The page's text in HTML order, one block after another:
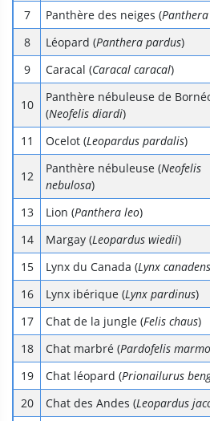
Panthère des neiges (
Léopard (Panthera pardus)
Caracal (Caracal caracal)
Panthère nébuleuse de
(Neofelis diardi)
Ocelot (Leopardus pardalis)
Panthère nébuleuse (Neofelis
nebulosa)
Lion (Panthera leo)
Margay (Leopardus wiedii)
Lynx du Canada (Lynx
Lynx ibérique (Lynx pardinus)
Chat de la jungle (Felis chaus)
Chat marbré (Pardofelis
Chat léopard (Prionailurus
Chat des Andes (Leopardus